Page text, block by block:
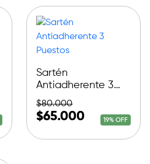
Sartén
Antiadherente 3
Puestos
$80.000
$65.000 19% OFF